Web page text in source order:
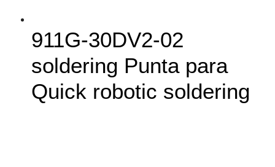
911G‑30DV2-02
soldering Punta para
Quick robotic soldering